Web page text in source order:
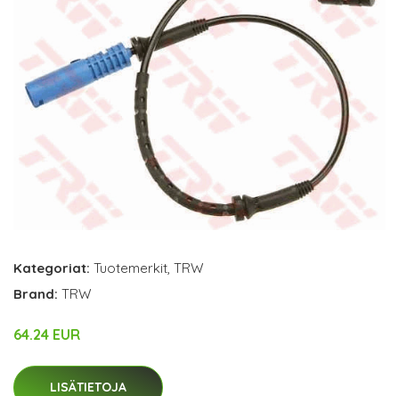
Kategoriat: Tuotemerkit TRW
Brand: TRW
64.24 EUR
LISÄTIETOJA